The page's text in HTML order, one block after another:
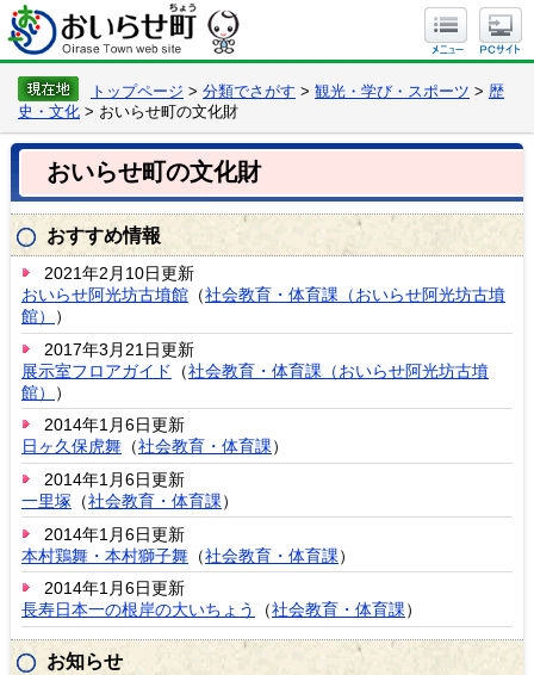
トップページ > 分類でさがす > 観光・学び・スポーツ > 歴
史・文化 > おいらせ町の文化財
おいらせ町の文化財
おすすめ情報
2021年2月10日更新
おいらせ阿光坊古墳館 （社会教育・体育課（おいらせ阿光坊古墳
館）
）
2017年3月21日更新
展示室フロアガイド
（社会教育・体育課（おいらせ阿光坊古墳
館）
）
2014年1月6日更新
日ヶ久保虎舞 （社会教育・体育課）
2014年1月6日更新
一里塚 （社会教育・体育課）
2014年1月6日更新
本村鶏舞・本村獅子舞 （社会教育・体育課）
2014年1月6日更新
長寿日本一の根岸の大いちょう
（社会教育・体育課）
お知らせ